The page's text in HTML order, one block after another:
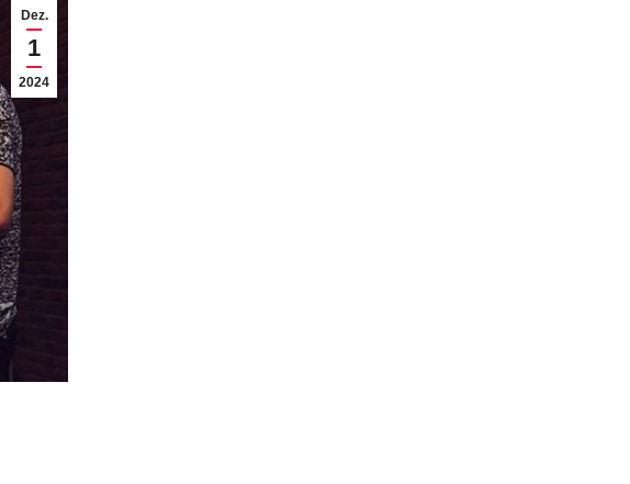
Dez.
1
2024